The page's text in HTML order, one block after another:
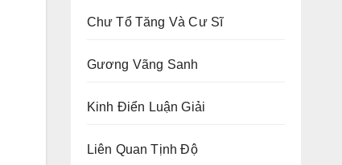
Chư Tổ Tăng Và Cư Sĩ
Gương Vãng Sanh
Kinh Điển Luận Giải
Liên Quan Tịnh Độ